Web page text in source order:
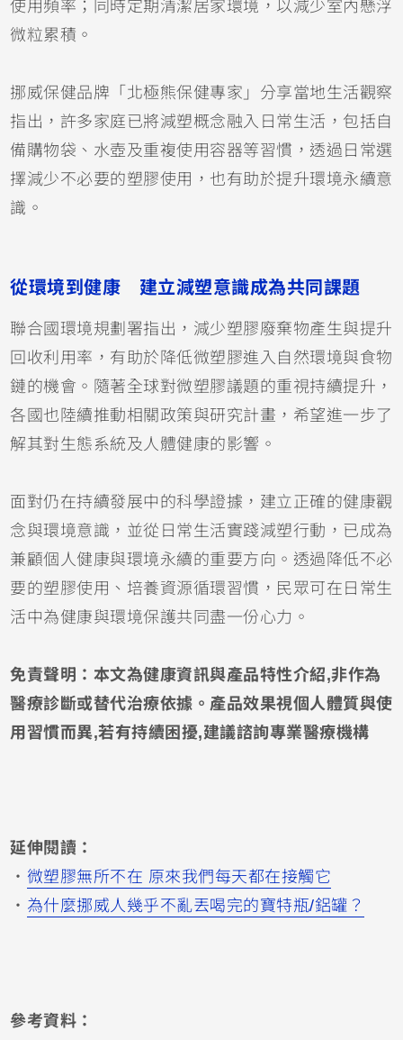
使用頻率；同時定期清潔居家環境，以減少室內懸浮
微粒累積。
挪威保健品牌「北極熊保健專家」分享當地生活觀察
指出，許多家庭已將減塑概念融入日常生活，包括自
備購物袋、水壺及重複使用容器等習慣，透過日常選
擇減少不必要的塑膠使用，也有助於提升環境永續意
識。
從環境到健康 建立減塑意識成為共同課題
聯合國環境規劃署指出，減少塑膠廢棄物產生與提升
回收利用率，有助於降低微塑膠進入自然環境與食物
鏈的機會。隨著全球對微塑膠議題的重視持續提升，
各國也陸續推動相關政策與研究計畫，希望進一步了
解其對生態系統及人體健康的影響。
面對仍在持續發展中的科學證據，建立正確的健康觀
念與環境意識，並從日常生活實踐減塑行動，已成為
兼顧個人健康與環境永續的重要方向。透過降低不必
要的塑膠使用、培養資源循環習慣，民眾可在日常生
活中為健康與環境保護共同盡一份心力。
免責聲明：本文為健康資訊與產品特性介紹,非作為
醫療診斷或替代治療依據。產品效果視個人體質與使
用習慣而異,若有持續困擾,建議諮詢專業醫療機構
延伸閱讀：
・ 微塑膠無所不在 原來我們每天都在接觸它
・ 為什麼挪威人幾乎不亂丟喝完的寶特瓶/鋁罐？
參考資料：